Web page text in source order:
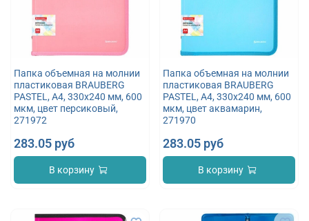
Папка объемная на молнии
пластиковая BRAUBERG
PASTEL, А4, 330х240 мм, 600
мкм, цвет персиковый,
271972
283.05 руб
В корзину
Папка объемная на молнии
пластиковая BRAUBERG
PASTEL, А4, 330х240 мм, 600
мкм, цвет аквамарин,
271970
283.05 руб
В корзину